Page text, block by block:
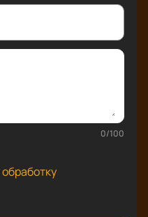
0/100
обработку